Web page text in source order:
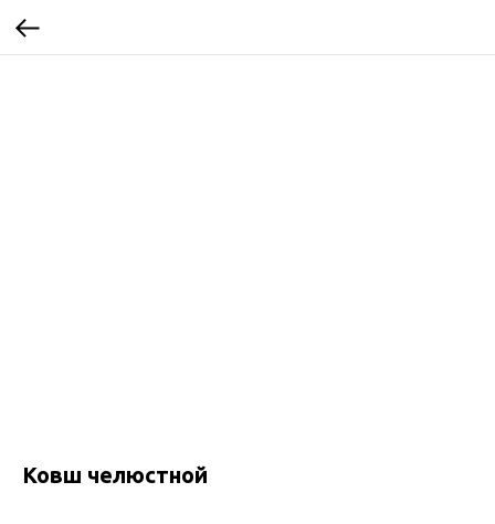
Ковш челюстной